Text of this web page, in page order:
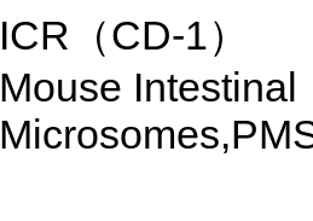
ICR （CD-1）
Mouse Intestinal